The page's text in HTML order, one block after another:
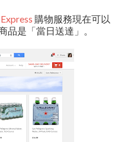
購物服務現在可以
品是「當日送達」。